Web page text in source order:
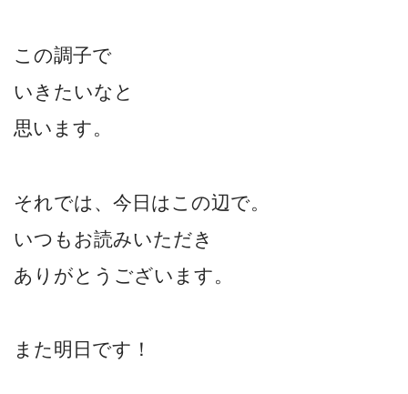
この調子で
いきたいなと
思います。
それでは、今日はこの辺で。
いつもお読みいただき
ありがとうございます。
また明日です！